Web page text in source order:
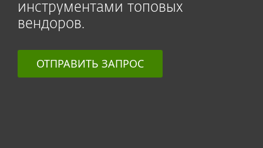
инструментами топовых
вендоров.
ОТПРАВИТЬ ЗАПРОС